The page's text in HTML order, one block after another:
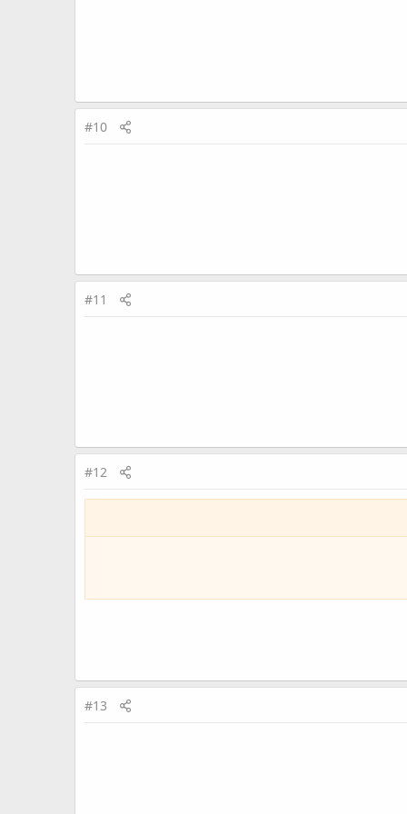
#10
#11
#12
#13